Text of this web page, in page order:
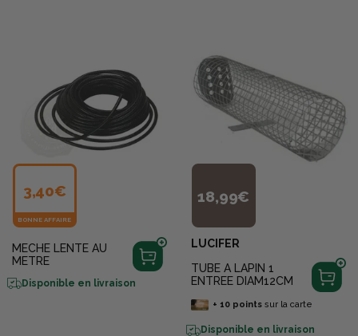
3,40€
BONNE AFFAIRE
MECHE LENTE AU
METRE
Disponible en livraison
18,99€
LUCIFER
TUBE A LAPIN 1
ENTREE DIAM12CM
+ 10pointssur la carte
Disponible en livraison